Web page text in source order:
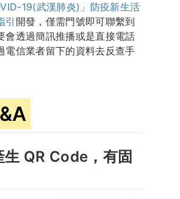
19(武漢肺炎)」防疫新生活
引 開發，僅需門號即可聯繫到
會透過簡訊推播或是直接電話
電信業者留下的資料去反查手
QR Code，有固